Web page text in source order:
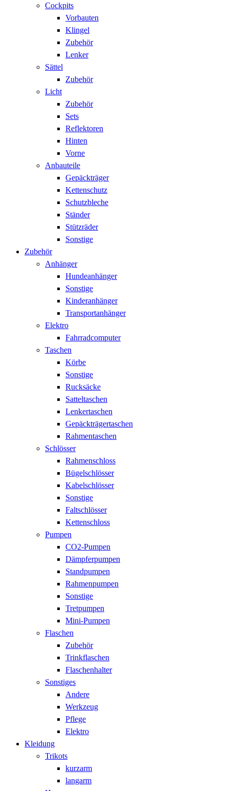
Cockpits
Vorbauten
Klingel
Zubehör
Lenker
Sättel
Zubehör
Licht
Zubehör
Sets
Reflektoren
Hinten
Vorne
Anbauteile
Gepäckträger
Kettenschutz
Schutzbleche
Ständer
Stützräder
Sonstige
Zubehör
Anhänger
Hundeanhänger
Sonstige
Kinderanhänger
Transportanhänger
Elektro
Fahrradcomputer
Taschen
Körbe
Sonstige
Rucksäcke
Satteltaschen
Lenkertaschen
Gepäckträgertaschen
Rahmentaschen
Schlösser
Rahmenschloss
Bügelschlösser
Kabelschlösser
Sonstige
Faltschlösser
Kettenschloss
Pumpen
CO2-Pumpen
Dämpferpumpen
Standpumpen
Rahmenpumpen
Sonstige
Tretpumpen
Mini-Pumpen
Flaschen
Zubehör
Trinkflaschen
Flaschenhalter
Sonstiges
Andere
Werkzeug
Pflege
Elektro
Kleidung
Trikots
kurzarm
langarm